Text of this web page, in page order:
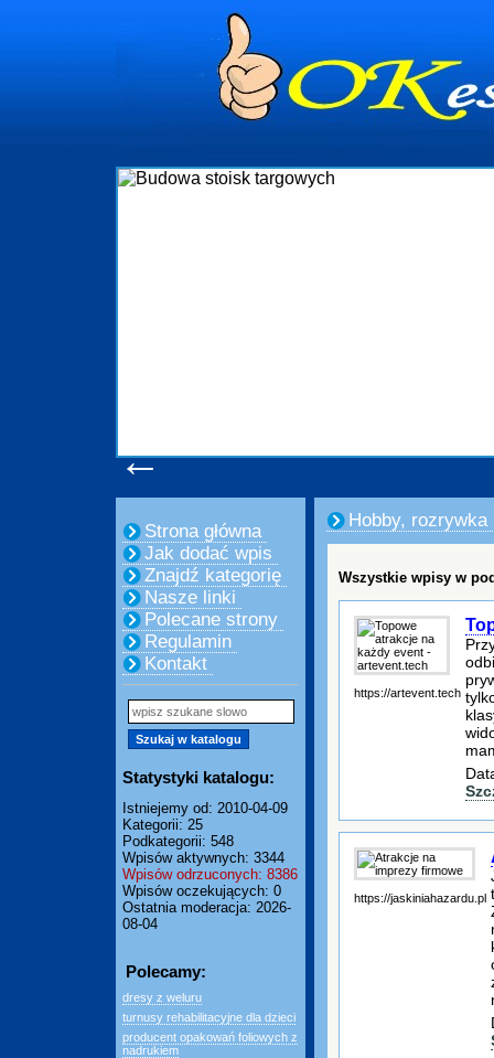
←
Strona główna
Jak dodać wpis
Znajdź kategorię
Nasze linki
Polecane strony
Regulamin
Kontakt
Statystyki katalogu:
Istniejemy od: 2010-04-09
Kategorii: 25
Podkategorii: 548
Wpisów aktywnych: 3344
Wpisów odrzuconych: 8386
Wpisów oczekujących: 0
Ostatnia moderacja: 2026-
08-04
Polecamy:
dresy z weluru
turnusy rehabilitacyjne dla dzieci
producent opakowań foliowych z
nadrukiem
Hobby, rozrywka
Wszystkie wpisy w
https://artevent.tech
https://jaskiniahazardu.pl